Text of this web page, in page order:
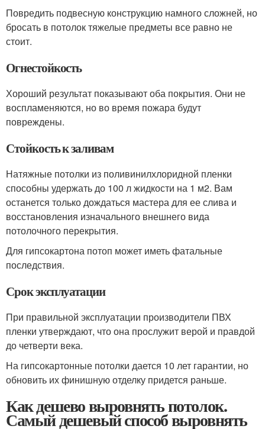
Повредить подвесную конструкцию намного сложней, но
бросать в потолок тяжелые предметы все равно не
стоит.
Огнестойкость
Хороший результат показывают оба покрытия. Они не
воспламеняются, но во время пожара будут
повреждены.
Стойкость к заливам
Натяжные потолки из поливинилхлоридной пленки
способны удержать до 100 л жидкости на 1 м2. Вам
останется только дождаться мастера для ее слива и
восстановления изначального внешнего вида
потолочного перекрытия.
Для гипсокартона потоп может иметь фатальные
последствия.
Срок эксплуатации
При правильной эксплуатации производители ПВХ
пленки утверждают, что она прослужит верой и правдой
до четверти века.
На гипсокартонные потолки дается 10 лет гарантии, но
обновить их финишную отделку придется раньше.
Как дешево выровнять потолок.
Самый дешевый способ выровнять